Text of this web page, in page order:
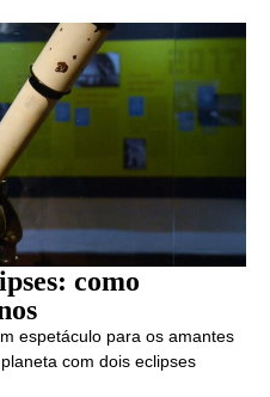
como
espetáculo para os amantes
com dois eclipses